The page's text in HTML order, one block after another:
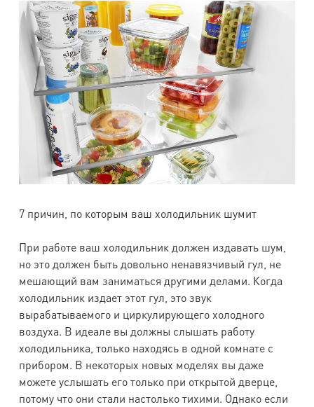
7 причин, по которым ваш холодильник шумит
При работе ваш холодильник должен издавать шум,
но это должен быть довольно ненавязчивый гул, не
мешающий вам заниматься другими делами. Когда
холодильник издает этот гул, это звук
вырабатываемого и циркулирующего холодного
воздуха. В идеале вы должны слышать работу
холодильника, только находясь в одной комнате с
прибором. В некоторых новых моделях вы даже
можете услышать его только при открытой дверце,
потому что они стали настолько тихими. Однако если